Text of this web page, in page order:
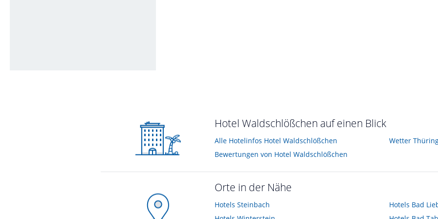
Hotel Waldschlößchen auf einen Blick
Alle Hotelinfos Hotel Waldschlößchen
Bewertungen von Hotel Waldschlößchen
Wetter
Orte in der Nähe
Hotels Steinbach
Hotels Bad